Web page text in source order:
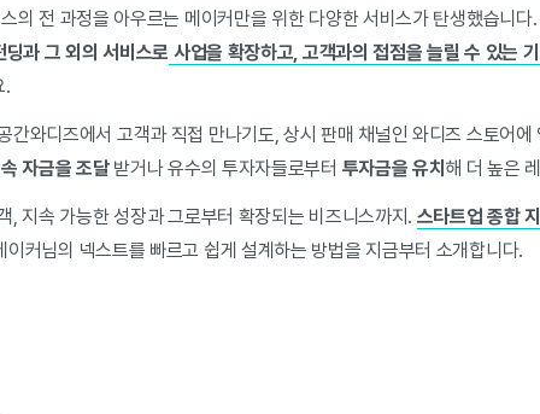
의 전 과정을 아우르는 메이커만을 위한 다양한 서비스가 탄생했습니다
과 그 외의 서비스로 사업을 확장하고, 고객과의 접점을 늘릴 수 있는
.
간와디즈에서 고객과 직접 만나기도, 상시 판매 채널인 와디즈 스토어
자금을 조달받거나 유수의 투자자들로부터 투자금을 유치 해 더 높은
, 지속 가능한 성장과 그로부터 확장되는 비즈니스까지. 스타트업 종합
이커님의 넥스트를 빠르고 쉽게 설계하는 방법을 지금부터 소개합니다.